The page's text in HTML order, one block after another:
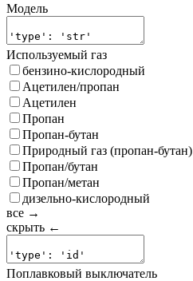
Модель
Используемый газ
бензино-кислородный
Ацетилен/пропан
Ацетилен
Пропан
Пропан-бутан
Природный газ (пропан-бутан)
Пропан/бутан
Пропан/метан
дизельно-кислородный
все →
скрыть ←
Поплавковый выключатель